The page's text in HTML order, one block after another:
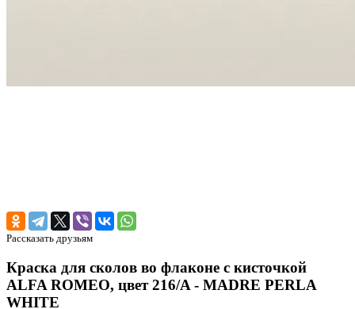
Рассказать друзьям
Краска для сколов во флаконе с кисточкой
ALFA ROMEO, цвет 216/A - MADRE PERLA
WHITE